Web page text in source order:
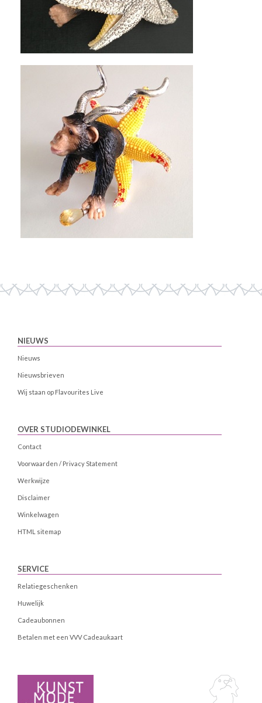
NIEUWS
Nieuws
Nieuwsbrieven
Wij staan op Flavourites Live
OVER STUDIODEWINKEL
Contact
Voorwaarden / Privacy Statement
Werkwijze
Disclaimer
Winkelwagen
HTML sitemap
SERVICE
Relatiegeschenken
Huwelijk
Cadeaubonnen
Betalen met een VVV Cadeaukaart